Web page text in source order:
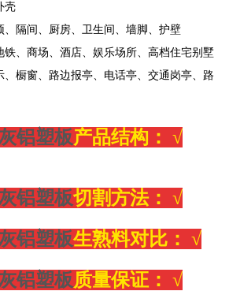
壳
、隔间、厨房、卫生间、墙脚、护壁
、商场、酒店、娱乐场所、高档住宅别墅
橱窗、路边报亭、电话亭、交通岗亭、路
铝塑板产品结构： √
铝塑板切割方法： √
铝塑板生熟料对比： √
铝塑板质量保证： √